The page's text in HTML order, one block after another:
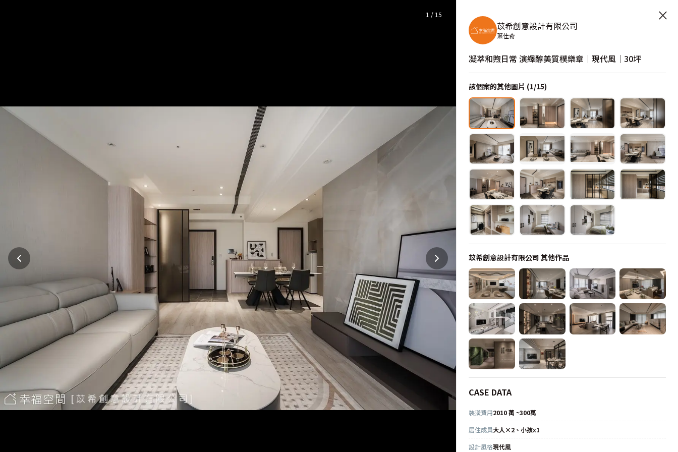
— 完整照片空間靈感
1 / 15 ×
苡希創意設計有限公司
葉佳奇
凝萃和煦日常 演繹醇美質樸樂章│現代風│30坪
該個案的其他圖片 (1/15)
苡希創意設計有限公司 其他作品
CASE DATA
裝潢費用2010 萬 ~300萬
居住成員大人×2、小孩x1
設計風格現代風